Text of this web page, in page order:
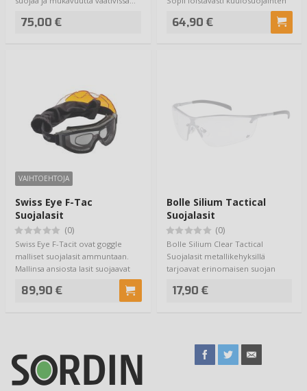
75,00 € 64,90 €
VAIHTOEHTOJA
Swiss Eye F-Tac
Suojalasit
(0)
Swiss Eye F-Tacit ovat goggle
malliset suojalasit ammuntaan.
Mallinsa ansiosta lasit suojaavat
89,90 €
Bolle Silium Tactical
Suojalasit
(0)
Bolle Silium Clear Tactical
Suojalasit metallikehyksillä
tarjoavat erinomaisen suojan
17,90 €